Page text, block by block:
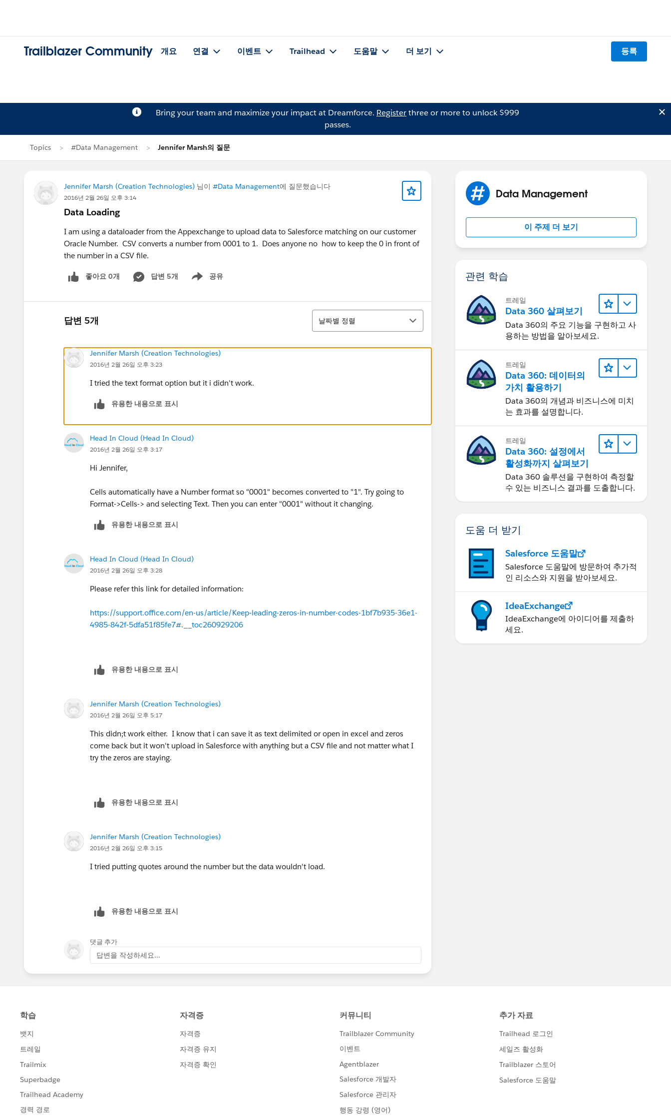
Trailblazer Community 개요 연결 이벤트 Trailhead 도움말 더 보기 등록
Bring your team and maximize your impact at Dreamforce. Registerthree or more to unlock $999
passes.
Topics #Data Management Jennifer Marsh의 질문
Jennifer Marsh (Creation Technologies) 님이 #Data Management에 질문했습니다
2016년 2월 26일 오후 3:14
Data Loading
I am using a dataloader from the Appexchange to upload data to Salesforce matching on our customer
Oracle Number. CSV converts a number from 0001 to 1. Does anyone no how to keep the 0 in front of
the number in a CSV file.
좋아요 0개 답변 5개 공유
Show menu
답변 5개
정렬
날짜별 정렬
Jennifer Marsh (Creation Technologies)
2016년 2월 26일 오후 3:23
I tried the text format option but it i didn't work.
유용한 내용으로 표시
Head In Cloud (Head In Cloud)
2016년 2월 26일 오후 3:17
Hi Jennifer,
Cells automatically have a Number format so "0001" becomes converted to "1". Try going to
Format->Cells-> and selecting Text. Then you can enter "0001" without it changing.
유용한 내용으로 표시
Head In Cloud (Head In Cloud)
2016년 2월 26일 오후 3:28
Please refer this link for detailed information:
https://support.office.com/en-us/article/Keep-leading-zeros-in-number-codes-1bf7b935-36e1-
4985-842f-5dfa51f85fe7#.__toc260929206
유용한 내용으로 표시
Jennifer Marsh (Creation Technologies)
2016년 2월 26일 오후 5:17
This didn;t work either. I know that i can save it as text delimited or open in excel and zeros
come back but it won't upload in Salesforce with anything but a CSV file and not matter what I
try the zeros are staying.
유용한 내용으로 표시
Jennifer Marsh (Creation Technologies)
2016년 2월 26일 오후 3:15
I tried putting quotes around the number but the data wouldn't load.
유용한 내용으로 표시
댓글 추가
답변을 작성하세요...
Data Management
이 주제 더 보기
관련 학습
트레일
Data 360 살펴보기
Data 360의 주요 기능을 구현하고 사
용하는 방법을 알아보세요.
트레일
Data 360: 데이터의
가치 활용하기
Data 360의 개념과 비즈니스에 미치
는 효과를 설명합니다.
트레일
Data 360: 설정에서
활성화까지 살펴보기
Data 360 솔루션을 구현하여 측정할
수 있는 비즈니스 결과를 도출합니다.
도움 더 받기
Salesforce 도움말
Salesforce 도움말에 방문하여 추가적
인 리소스와 지원을 받아보세요.
IdeaExchange
IdeaExchange에 아이디어를 제출하
세요.